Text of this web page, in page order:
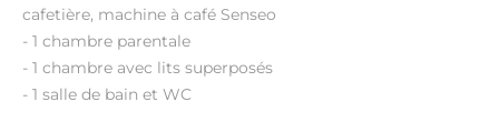
cafetière, machine à café Senseo
- 1 chambre parentale
- 1 chambre avec lits superposés
- 1 salle de bain et WC